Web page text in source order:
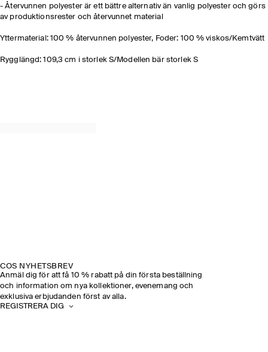
- Återvunnen polyester är ett bättre alternativ än vanlig polyester och görs
av produktionsrester och återvunnet material
Yttermaterial: 100 % återvunnen polyester, Foder: 100 % viskos/Kemtvätt
Rygglängd: 109,3 cm i storlek S/Modellen bär storlek S
COS NYHETSBREV
Anmäl dig för att få 10 % rabatt på din första beställning
och information om nya kollektioner, evenemang och
exklusiva erbjudanden först av alla.
REGISTRERA DIG